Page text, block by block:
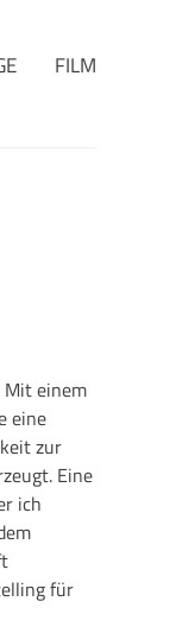
FILM
Mit einem
eine
zur
Eine
ich
für